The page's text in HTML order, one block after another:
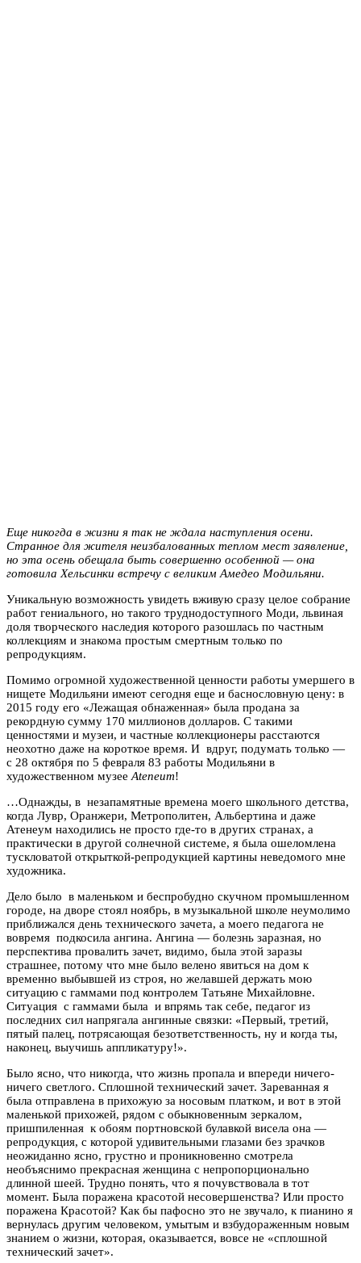
Еще никогда в жизни я так не ждала наступления осени.
Странное для жителя неизбалованных теплом мест заявление,
но эта осень обещала быть совершенно особенной — она
готовила Хельсинки встречу с великим Амедео Модильяни.
Уникальную возможность увидеть вживую сразу целое собрание
работ гениального, но такого труднодоступного Моди, львиная
доля творческого наследия которого разошлась по частным
коллекциям и знакома простым смертным только по
репродукциям.
Помимо огромной художественной ценности работы умершего в
нищете Модильяни имеют сегодня еще и баснословную цену: в
2015 году его «Лежащая обнаженная» была продана за
рекордную сумму 170 миллионов долларов. С такими
ценностями и музеи, и частные коллекционеры расстаются
неохотно даже на короткое время. И вдруг, подумать только —
с 28 октября по 5 февраля 83 работы Модильяни в
художественном музее Ateneum!
…Однажды, в незапамятные времена моего школьного детства,
когда Лувр, Оранжери, Метрополитен, Альбертина и даже
Атенеум находились не просто где-то в других странах, а
практически в другой солнечной системе, я была ошеломлена
тускловатой открыткой-репродукцией картины неведомого мне
художника.
Дело было в маленьком и беспробудно скучном промышленном
городе, на дворе стоял ноябрь, в музыкальной школе неумолимо
приближался день технического зачета, а моего педагога не
вовремя подкосила ангина. Ангина — болезнь заразная, но
перспектива провалить зачет, видимо, была этой заразы
страшнее, потому что мне было велено явиться на дом к
временно выбывшей из строя, но желавшей держать мою
ситуацию с гаммами под контролем Татьяне Михайловне.
Ситуация с гаммами была и впрямь так себе, педагог из
последних сил напрягала ангинные связки: «Первый, третий,
пятый палец, потрясающая безответственность, ну и когда ты,
наконец, выучишь аппликатуру!».
Было ясно, что никогда, что жизнь пропала и впереди ничего-
ничего светлого. Сплошной технический зачет. Зареванная я
была отправлена в прихожую за носовым платком, и вот в этой
маленькой прихожей, рядом с обыкновенным зеркалом,
пришпиленная к обоям портновской булавкой висела она —
репродукция, с которой удивительными глазами без зрачков
неожиданно ясно, грустно и проникновенно смотрела
необъяснимо прекрасная женщина с непропорционально
длинной шеей. Трудно понять, что я почувствовала в тот
момент. Была поражена красотой несовершенства? Или просто
поражена Красотой? Как бы пафосно это не звучало, к пианино я
вернулась другим человеком, умытым и взбудораженным новым
знанием о жизни, которая, оказывается, вовсе не «сплошной
технический зачет».